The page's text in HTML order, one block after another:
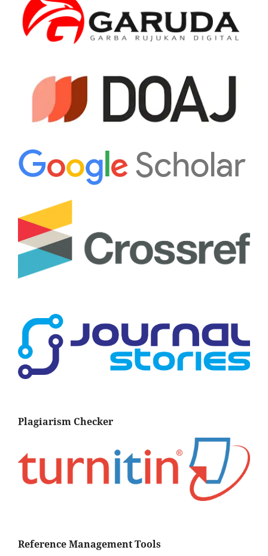
Plagiarism Checker
Reference Management Tools